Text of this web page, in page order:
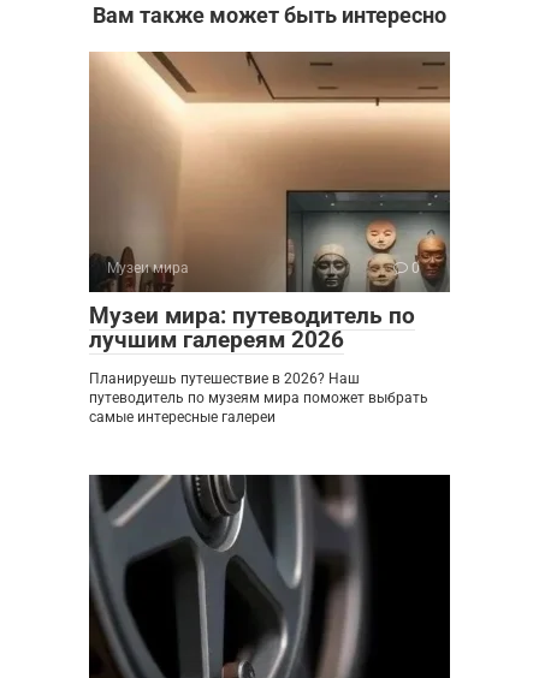
Вам также может быть интересно
Музеи мира 0
Музеи мира: путеводитель по
лучшим галереям 2026
Планируешь путешествие в 2026? Наш
путеводитель по музеям мира поможет выбрать
самые интересные галереи